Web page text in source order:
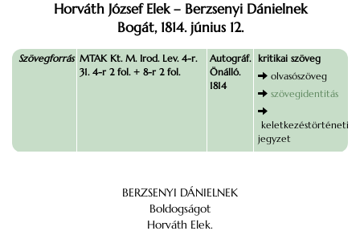
Horváth József Elek – Berzsenyi Dánielnek
Bogát, 1814. június 12.
Szövegforrás MTAK Kt. M. Irod. Lev. 4-r.
31. 4-r 2 fol. + 8-r 2 fol.
Autográf.
Önálló.
1814
kritikai szöveg
olvasószöveg
szövegidentitás
keletkezéstörténeti
jegyzet
BERZSENYI DÁNIELNEK
Boldogságot
Horváth Elek.